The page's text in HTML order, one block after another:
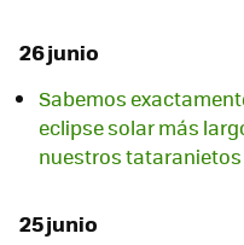
26 junio
Sabemos
eclipse solar más
nuestros tataranietos
25 junio